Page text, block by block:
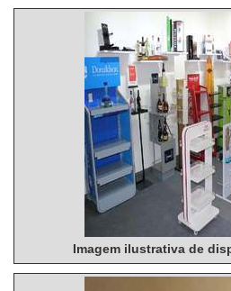
Imagem ilustrativa de